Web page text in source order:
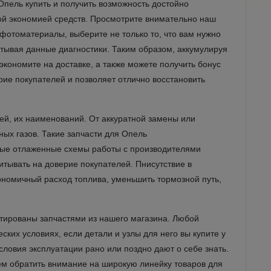
купить и получить возможность достойно
экономией средств. Просмотрите внимательно наш
выберите не только то, что вам нужно
данные диагностики. Таким образом, аккумулируя
на доставке, а также можете получить бонус
покупателей и позволяет отлично восстановить
их наименований. От аккуратной замены или
газов. Такие запчасти для Опель
отлаженные схемы работы с производителями
на доверие покупателей. Пнисутствие в
расход топлива, уменьшить тормозной путь,
запчастями из нашего магазина. Любой
условиях, если детали и узлы для него вы купите у
эксплуатации рано или поздно дают о себе знать.
обратить внимание на широкую линейку товаров для